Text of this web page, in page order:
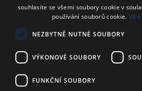
Veškerou montáž provádí pouze naši
zkušení zaměstnanci. Nevyužíváme
2026 © BOHEMIO
souhlasíte se všemi soubory cookie v
používání souborů cookie.
NEZBYTNĚ NUTNÉ SOUBORY
VÝKONOVÉ SOUBORY
FUNKČNÍ SOUBORY